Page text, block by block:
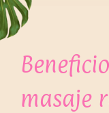
masaje